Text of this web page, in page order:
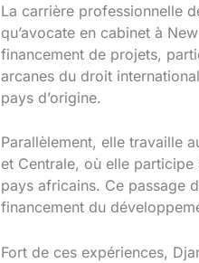
La carrière professionnelle
qu’avocate en cabinet à
financement de projets,
arcanes du droit
pays d’origine.
Parallèlement, elle travaille
et Centrale, où elle
pays africains. Ce passage
financement du
Fort de ces expériences,